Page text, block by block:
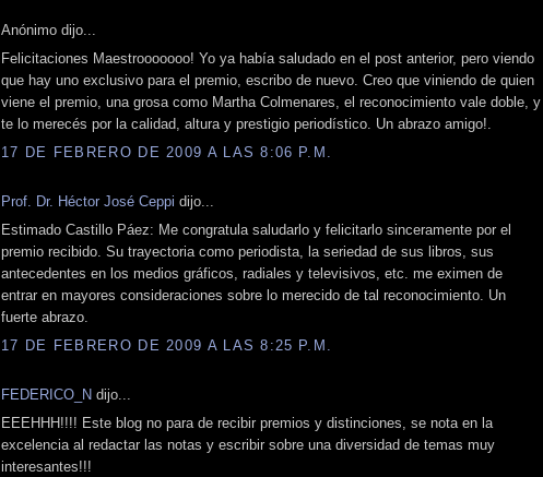
Anónimo dijo...
Felicitaciones Maestrooooooo! Yo ya había saludado en el post anterior, pero viendo
que hay uno exclusivo para el premio, escribo de nuevo. Creo que viniendo de quien
viene el premio, una grosa como Martha Colmenares, el reconocimiento vale doble, y
te lo merecés por la calidad, altura y prestigio periodístico. Un abrazo amigo!.
17 DE FEBRERO DE 2009 A LAS 8:06 P.M.
Prof. Dr. Héctor José Ceppi dijo...
Estimado Castillo Páez: Me congratula saludarlo y felicitarlo sinceramente por el
premio recibido. Su trayectoria como periodista, la seriedad de sus libros, sus
antecedentes en los medios gráficos, radiales y televisivos, etc. me eximen de
entrar en mayores consideraciones sobre lo merecido de tal reconocimiento. Un
fuerte abrazo.
17 DE FEBRERO DE 2009 A LAS 8:25 P.M.
FEDERICO_N dijo...
EEEHHH!!!! Este blog no para de recibir premios y distinciones, se nota en la
excelencia al redactar las notas y escribir sobre una diversidad de temas muy
interesantes!!!